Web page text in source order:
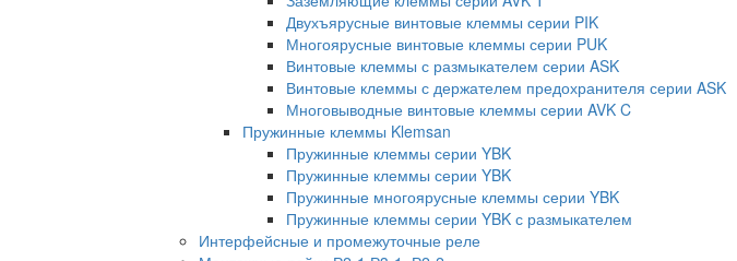
Двухъярусные винтовые клеммы серии PIK
Многоярусные винтовые клеммы серии PUK
Винтовые клеммы с размыкателем серии ASK
Винтовые клеммы с держателем предохранителя серии ASK
Многовыводные винтовые клеммы серии AVK C
Пружинные клеммы Klemsan
Пружинные клеммы серии YBK
Пружинные клеммы серии YBK
Пружинные многоярусные клеммы серии YBK
Пружинные клеммы серии YBK с размыкателем
Интерфейсные и промежуточные реле